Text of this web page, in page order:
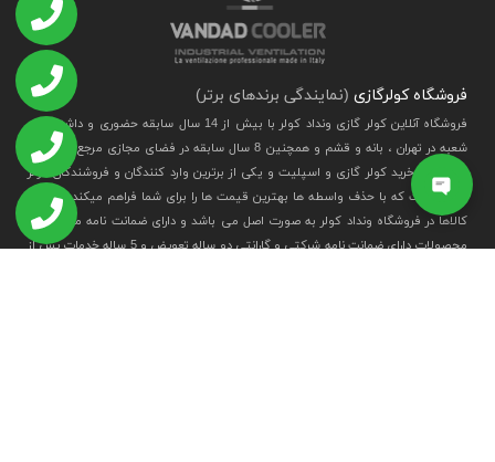
فروشگاه کولرگازی(نمایندگی برندهای برتر)
فروشگاه آنلاین کولر گازی ونداد کولر با بیش از 14 سال سابقه حضوری و داشتن سه
شعبه در تهران ، بانه و قشم و همچنین 8 سال سابقه در فضای مجازی مرجع تخصصی
انتخاب و خرید کولر گازی و اسپلیت و یکی از برترین وارد کنندگان و فروشندگان کولر
گازی هست که با حذف واسطه ها بهترین قیمت ها را برای شما فراهم میکند . تمامی
کالاها در فروشگاه ونداد کولر به صورت اصل می باشد و دارای ضمانت نامه می باشد .
محصولات دارای ضمانت نامه شرکتی و گارانتی دو ساله تعویض و 5 ساله خدمات پس از